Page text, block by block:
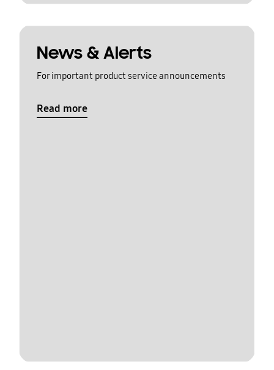
News & Alerts
For important product service announcements
Read more